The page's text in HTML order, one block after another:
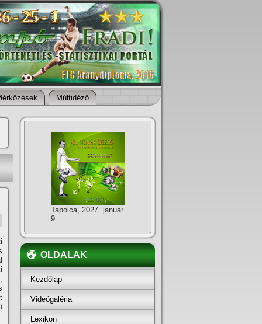
Múltidéző
Tapolca, 2027. január
9.
OLDALAK
Kezdőlap
Videógaléria
Lexikon